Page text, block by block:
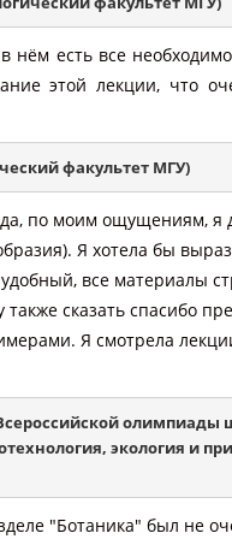
нём есть все
этой лекции, что
факультет МГУ)
по моим ощущениям, я
Я хотела бы
все материалы
сказать спасибо
Я смотрела
Всероссийской
экология и
"Ботаника" был не